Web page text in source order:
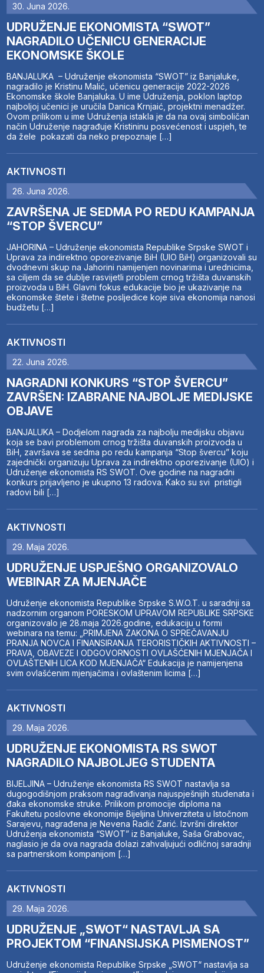
30. Juna 2026.
UDRUŽENJE EKONOMISTA “SWOT”
NAGRADILO UČENICU GENERACIJE
EKONOMSKE ŠKOLE
BANJALUKA – Udruženje ekonomista “SWOT” iz Banjaluke,
nagradilo je Kristinu Malić, učenicu generacije 2022-2026
Ekonomske škole Banjaluka. U ime Udruženja, poklon laptop
najboljoj učenici je uručila Danica Krnjaić, projektni menadžer.
Ovom prilikom u ime Udruženja istakla je da na ovaj simboličan
način Udruženje nagrađuje Kristininu posvećenost i uspjeh, te
da žele pokazati da neko prepoznaje […]
AKTIVNOSTI
26. Juna 2026.
ZAVRŠENA JE SEDMA PO REDU KAMPANJA
“STOP ŠVERCU”
JAHORINA – Udruženje ekonomista Republike Srpske SWOT i
Uprava za indirektno oporezivanje BiH (UIO BiH) organizovali su
dvodnevni skup na Jahorini namijenjen novinarima i urednicima,
sa ciljem da se dublje rasvijetli problem crnog tržišta duvanskih
proizvoda u BiH. Glavni fokus edukacije bio je ukazivanje na
ekonomske štete i štetne posljedice koje siva ekonomija nanosi
budžetu […]
AKTIVNOSTI
22. Juna 2026.
NAGRADNI KONKURS “STOP ŠVERCU”
ZAVRŠEN: IZABRANE NAJBOLJE MEDIJSKE
OBJAVE
BANJALUKA – Dodjelom nagrada za najbolju medijsku objavu
koja se bavi problemom crnog tržišta duvanskih proizvoda u
BiH, završava se sedma po redu kampanja “Stop švercu” koju
zajednički organizuju Uprava za indirektno oporezivanje (UIO) i
Udruženje ekonomista RS SWOT. Ove godine na nagradni
konkurs prijavljeno je ukupno 13 radova. Kako su svi pristigli
radovi bili […]
AKTIVNOSTI
29. Maja 2026.
UDRUŽENJE USPJEŠNO ORGANIZOVALO
WEBINAR ZA MJENJAČE
Udruženje ekonomista Republike Srpske S.W.O.T. u saradnji sa
nadzornim organom PORESKOM UPRAVOM REPUBLIKE SRPSKE
organizovalo je 28.maja 2026.godine, edukaciju u formi
webinara na temu: „PRIMJENA ZAKONA O SPREČAVANJU
PRANJA NOVCA I FINANSIRANJA TERORISTIČKIH AKTIVNOSTI –
PRAVA, OBAVEZE I ODGOVORNOSTI OVLAŠĆENIH MJENJAČA I
OVLAŠTENIH LICA KOD MJENJAČA“ Edukacija je namijenjena
svim ovlašćenim mjenjačima i ovlaštenim licima […]
AKTIVNOSTI
29. Maja 2026.
UDRUŽENJE EKONOMISTA RS SWOT
NAGRADILO NAJBOLJEG STUDENTA
BIJELJINA – Udruženje ekonomista RS SWOT nastavlja sa
dugogodišnjom praksom nagrađivanja najuspješnijih studenata i
đaka ekonomske struke. Prilikom promocije diploma na
Fakultetu poslovne ekonomije Bijeljina Univerziteta u Istočnom
Sarajevu, nagrađena je Nevena Radić Zarić. Izvršni direktor
Udruženja ekonomista “SWOT” iz Banjaluke, Saša Grabovac,
naglasio je da ova nagrada dolazi zahvaljujući odličnoj saradnji
sa partnerskom kompanijom […]
AKTIVNOSTI
29. Maja 2026.
UDRUŽENJE „SWOT“ NASTAVLJA SA
PROJEKTOM “FINANSIJSKA PISMENOST”
Udruženje ekonomista Republike Srpske „SWOT“ nastavlja sa